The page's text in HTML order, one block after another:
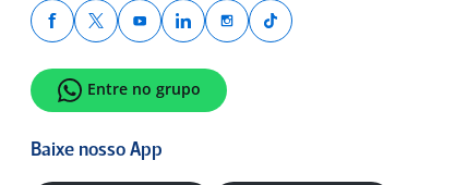
Entre no grupo
Baixe nosso App